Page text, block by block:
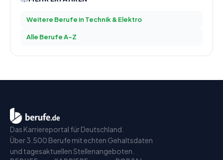
Weitere Berufe in Technik & Elektro
Alle Berufe A–Z
Das Karriereportal für Deutschland.
Über 3.500 Berufe mit echten Gehaltsdaten
und tagesaktuellen Stellenangeboten.